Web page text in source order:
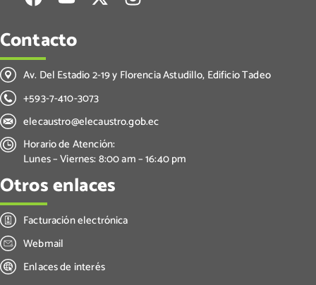
Contacto
Av. Del Estadio 2-19 y Florencia Astudillo, Edificio Tadeo
+593-7-410-3073
elecaustro@elecaustro.gob.ec
Horario de Atención:
Lunes – Viernes: 8:00 am – 16:40 pm
Otros enlaces
Facturación electrónica
Webmail
Enlaces de interés